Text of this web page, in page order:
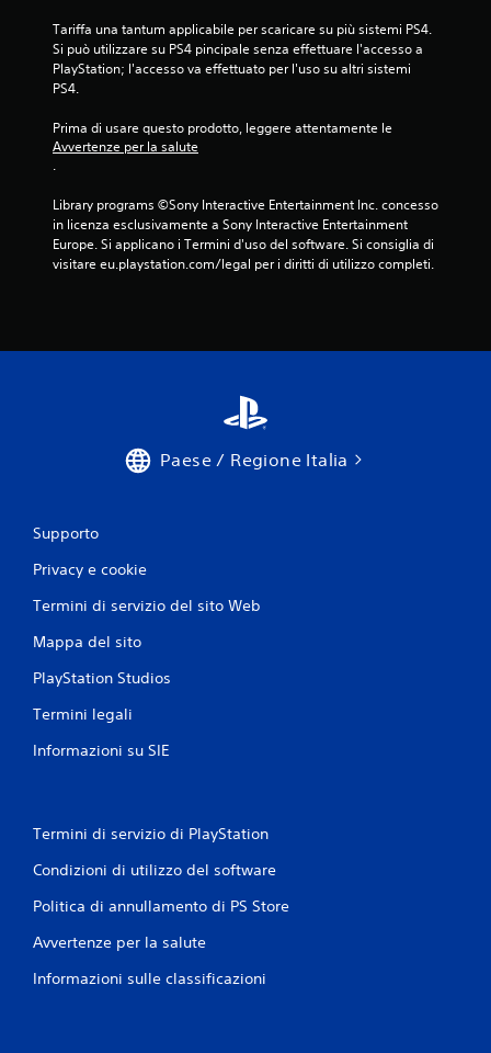
Tariffa una tantum applicabile per scaricare su più sistemi PS4.
Si può utilizzare su PS4 pincipale senza effettuare l'accesso a
PlayStation; l'accesso va effettuato per l'uso su altri sistemi
PS4.
Prima di usare questo prodotto, leggere attentamente le
Avvertenze per la salute
.
Library programs ©Sony Interactive Entertainment Inc. concesso
in licenza esclusivamente a Sony Interactive Entertainment
Europe. Si applicano i Termini d'uso del software. Si consiglia di
visitare eu.playstation.com/legal per i diritti di utilizzo completi.
Paese / Regione Italia
Supporto
Privacy e cookie
Termini di servizio del sito Web
Mappa del sito
PlayStation Studios
Termini legali
Informazioni su SIE
Termini di servizio di PlayStation
Condizioni di utilizzo del software
Politica di annullamento di PS Store
Avvertenze per la salute
Informazioni sulle classificazioni